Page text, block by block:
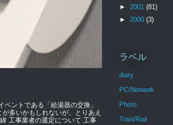
ントである「給湯器の交換」
多いかもしれないが、とりあえ
工事業者の選定について 工事
► 2001 (81)
► 2000 (3)
ラベル
diary
PC/Network
Photo
Train/Rail